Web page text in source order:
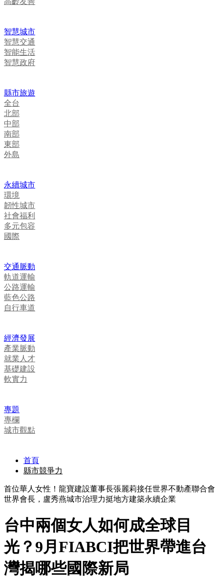
智慧城市
智慧交通
智能生活
智慧政府
縣市旅遊
全台
北部
中部
南部
東部
外島
永續城市
環境
韌性城市
社會福利
多元包容
國際
交通脈動
軌道運輸
公路運輸
藍色公路
自行車道
經濟發展
產業脈動
就業人才
基礎建設
軟實力
專題
專欄
城市觀點
首頁
縣市競爭力
首位華人女性！龍寶建設董事長張麗莉接任世界不動產聯合會
世界會長，盧秀燕城市治理力挺地方建築永續企業
台中兩個女人如何成全球目
光？9月FIABCI把世界帶進台
灣揭哪些國際新局